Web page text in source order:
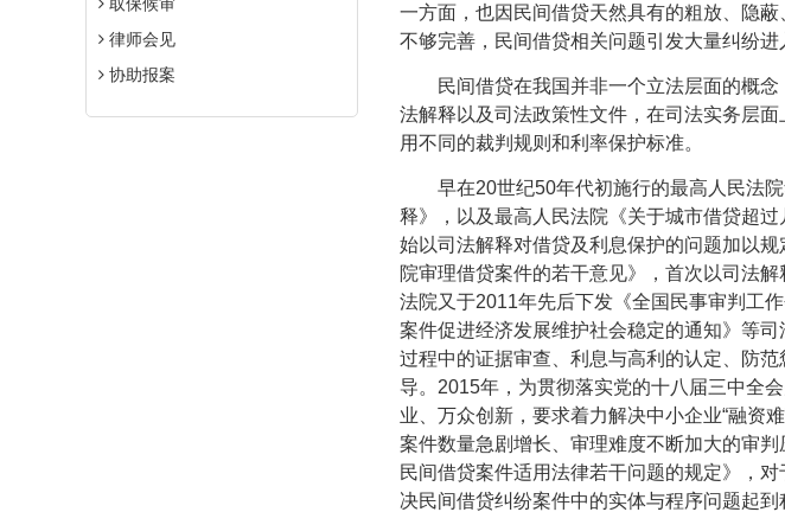
律师会见
协助报案
一方面，也因民间借贷天然具有的粗放、隐
不够完善，民间借贷相关问题引发大量纠纷
民间借贷在我国并非一个立法层面的概
法解释以及司法政策性文件，在司法实务层
用不同的裁判规则和利率保护标准。
早在20世纪50年代初施行的最高人民法
释》，以及最高人民法院《关于城市借贷超
始以司法解释对借贷及利息保护的问题加以规
院审理借贷案件的若干意见》，首次以司法
法院又于2011年先后下发《全国民事审判工
案件促进经济发展维护社会稳定的通知》等
过程中的证据审查、利息与高利的认定、防
导。 2015年，为贯彻落实党的十八届三中全
业、万众创新，要求着力解决中小企业“融资难
案件数量急剧增长、审理难度不断加大的审
民间借贷案件适用法律若干问题的规定》，
决民间借贷纠纷案件中的实体与程序问题起